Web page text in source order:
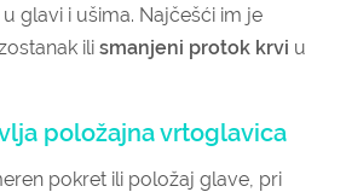
glavi i ušima. Najčešći im je
ili smanjeni protok krvi u
položajna vrtoglavica
pokret ili položaj glave, pri